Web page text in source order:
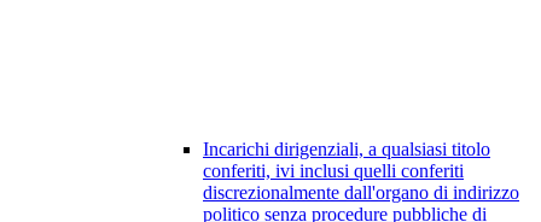
Incarichi dirigenziali, a qualsiasi titolo
conferiti, ivi inclusi quelli conferiti
discrezionalmente dall'organo di indirizzo
politico senza procedure pubbliche di